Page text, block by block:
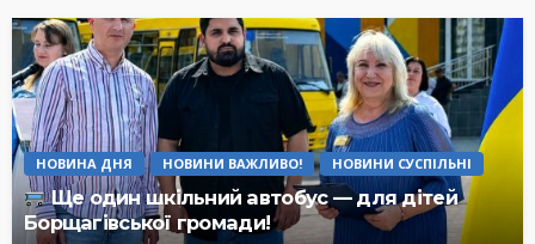
НОВИНА ДНЯ НОВИНИ ВАЖЛИВО! НОВИНИ СУСПІЛЬНІ
Ще один шкільний автобус — для дітей
Борщагівської громади!